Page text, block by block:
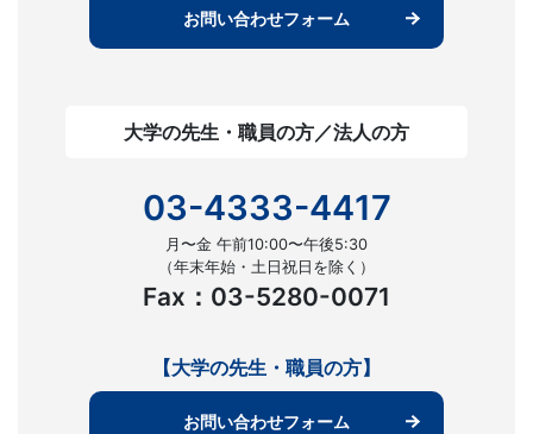
お問い合わせフォーム
大学の先生・職員の方／法人の方
03-4333-4417
月〜金 午前10:00〜午後5:30
（年末年始・土日祝日を除く）
Fax：03-5280-0071
【大学の先生・職員の方】
お問い合わせフォーム